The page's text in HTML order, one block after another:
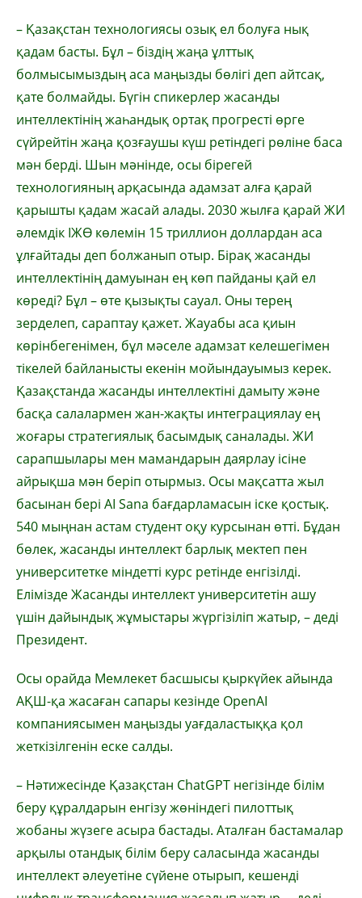
– Қазақстан технологиясы озық ел болуға нық
қадам басты. Бұл – біздің жаңа ұлттық
болмысымыздың аса маңызды бөлігі деп айтсақ,
қате болмайды. Бүгін спикерлер жасанды
интеллектінің жаһандық ортақ прогресті өрге
сүйрейтін жаңа қозғаушы күш ретіндегі рөліне баса
мән берді. Шын мәнінде, осы бірегей
технологияның арқасында адамзат алға қарай
қарышты қадам жасай алады. 2030 жылға қарай ЖИ
әлемдік ІЖӨ көлемін 15 триллион доллардан аса
ұлғайтады деп болжанып отыр. Бірақ жасанды
интеллектінің дамуынан ең көп пайданы қай ел
көреді? Бұл – өте қызықты сауал. Оны терең
зерделеп, сараптау қажет. Жауабы аса қиын
көрінбегенімен, бұл мәселе адамзат келешегімен
тікелей байланысты екенін мойындауымыз керек.
Қазақстанда жасанды интеллектіні дамыту және
басқа салалармен жан-жақты интеграциялау ең
жоғары стратегиялық басымдық саналады. ЖИ
сарапшылары мен мамандарын даярлау ісіне
айрықша мән беріп отырмыз. Осы мақсатта жыл
басынан бері AI Sana бағдарламасын іске қостық.
540 мыңнан астам студент оқу курсынан өтті. Бұдан
бөлек, жасанды интеллект барлық мектеп пен
университетке міндетті курс ретінде енгізілді.
Елімізде Жасанды интеллект университетін ашу
үшін дайындық жұмыстары жүргізіліп жатыр, – деді
Президент.
Осы орайда Мемлекет басшысы қыркүйек айында
АҚШ-қа жасаған сапары кезінде OpenAI
компаниясымен маңызды уағдаластыққа қол
жеткізілгенін еске салды.
– Нәтижесінде Қазақстан ChatGPT негізінде білім
беру құралдарын енгізу жөніндегі пилоттық
жобаны жүзеге асыра бастады. Аталған бастамалар
арқылы отандық білім беру саласында жасанды
интеллект әлеуетіне сүйене отырып, кешенді